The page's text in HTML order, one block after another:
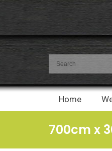
Home
700cm x